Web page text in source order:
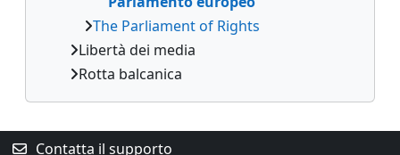
The Parliament of Rights
Libertà dei media
Rotta balcanica
Contatta il supporto